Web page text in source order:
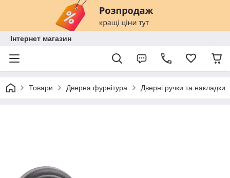
Інтернет магазин
Товари Дверна фурнітура Дверні ручки та накладки